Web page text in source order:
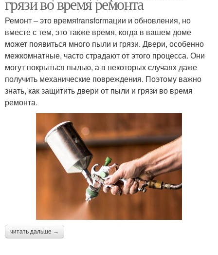
Ремонт – это времяtransformации и обновления, но
вместе с тем, это также время, когда в вашем доме
может появиться много пыли и грязи. Двери, особенно
межкомнатные, часто страдают от этого процесса. Они
могут покрыться пылью, а в некоторых случаях даже
получить механические повреждения. Поэтому важно
знать, как защитить двери от пыли и грязи во время
ремонта.
читать дальше →